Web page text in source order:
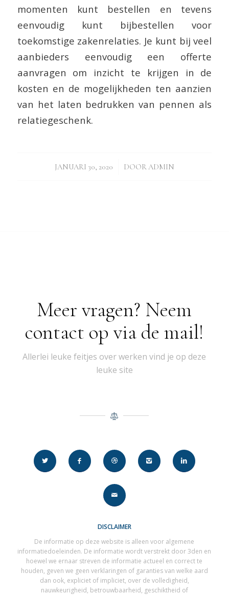
momenten kunt bestellen en tevens
eenvoudig kunt bijbestellen voor
toekomstige zakenrelaties. Je kunt bij veel
aanbieders eenvoudig een offerte
aanvragen om inzicht te krijgen in de
kosten en de mogelijkheden ten aanzien
van het laten bedrukken van pennen als
relatiegeschenk.
JANUARI 30, 2020
/ DOOR ADMIN
Meer vragen? Neem
contact op via de mail!
Allerlei leuke feitjes over werken vind je op deze
leuke site
DISCLAIMER
De informatie op deze website is alleen voor algemene
informatiedoeleinden. De informatie wordt verstrekt door 3den en
hoewel we ernaar streven de informatie actueel en correct te
houden, geven we geen verklaringen of garanties van welke aard
dan ook, expliciet of impliciet, over de volledigheid,
nauwkeurigheid, betrouwbaarheid, geschiktheid of